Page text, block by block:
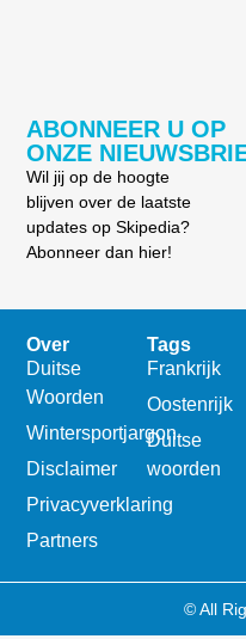
ABONNEER U OP
ONZE
Wil jij op de hoogte
blijven over de laatste
updates op Skipedia?
Abonneer dan hier!
Over
Duitse
Woorden
Wintersportjargon
Disclaimer
Privacyverklaring
Partners
Tags
Frankrijk
Oostenrijk
Duitse
woorden
© All